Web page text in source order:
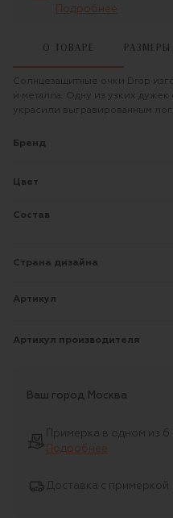
Подробнее
О ТОВАРЕ
Солнцезащитные очки Drop
и металла. Одну из узких
украсили выгравированным
Бренд
Цвет
Состав
Страна дизайна
Артикул
Артикул производителя
Ваш город Москва
Примерка в одном из 6
Подробнее
Доставка с примеркой